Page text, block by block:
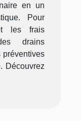
en un
Pour
les frais
drains
préventives
Découvrez